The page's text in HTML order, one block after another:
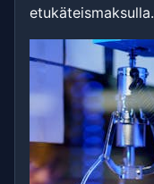
etukäteismaksulla.